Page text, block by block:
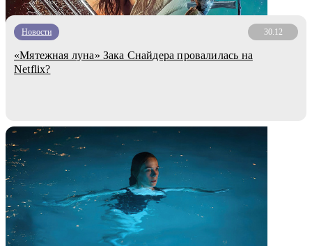
Новости 30.12
«Мятежная луна» Зака Снайдера провалилась на
Netflix?